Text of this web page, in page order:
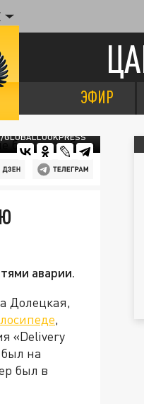
ЭФИР
GLOBALLOOKPRESS
аварии.
Долецкая,
,
«Delivery
на
был в